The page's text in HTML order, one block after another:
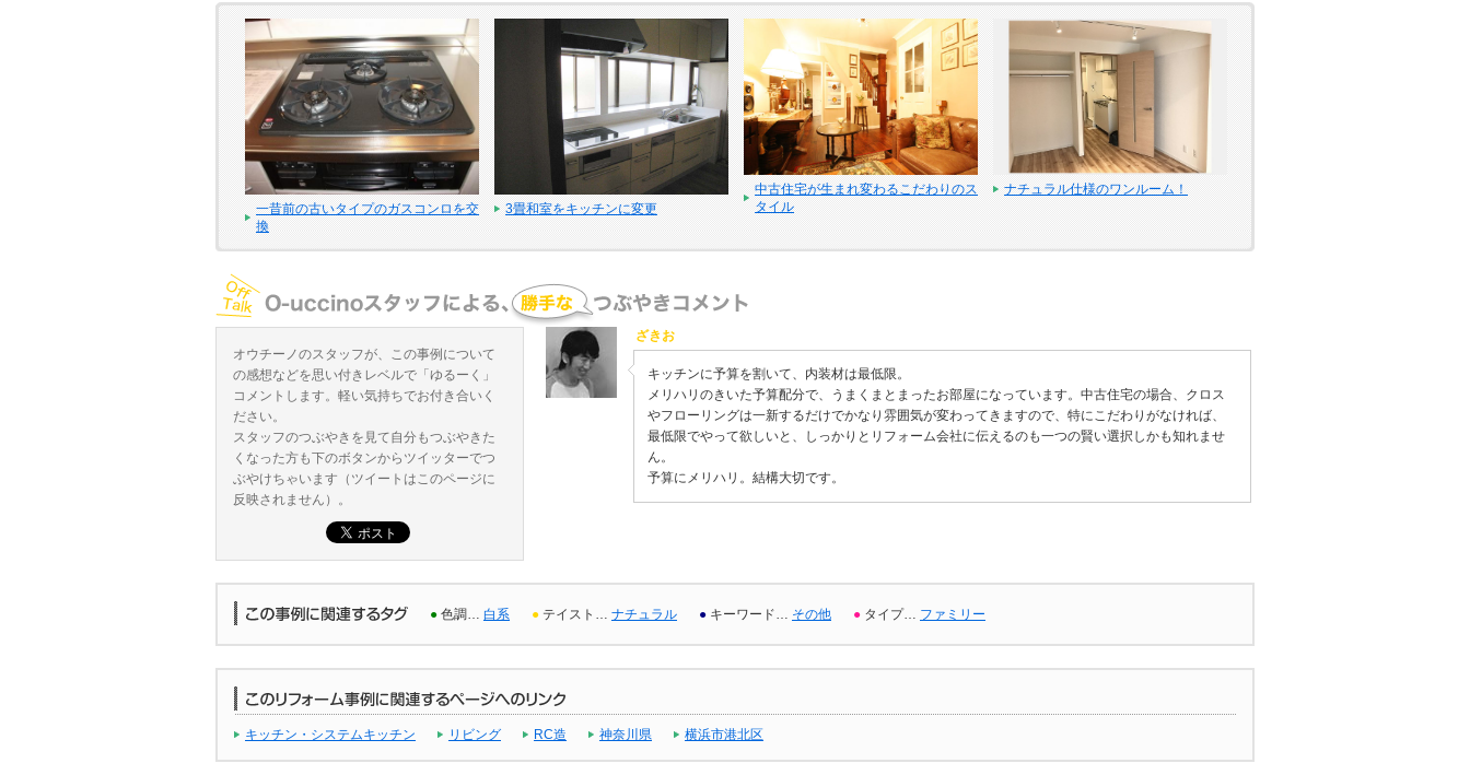
一昔前の古いタイプのガスコンロを交
換
3畳和室をキッチンに変更
中古住宅が生まれ変わるこだわりのス
タイル
ナチュラル仕様のワンルーム！
オウチーノのスタッフが、この事例について
の感想などを思い付きレベルで「ゆるーく」
コメントします。軽い気持ちでお付き合いく
ださい。
スタッフのつぶやきを見て自分もつぶやきた
くなった方も下のボタンからツイッターでつ
ぶやけちゃいます（ツイートはこのページに
反映されません）。
ざきお
キッチンに予算を割いて、内装材は最低限。
メリハリのきいた予算配分で、うまくまとまったお部屋になっています。中古住宅の場合、クロス
やフローリングは一新するだけでかなり雰囲気が変わってきますので、特にこだわりがなければ、
最低限でやって欲しいと、しっかりとリフォーム会社に伝えるのも一つの賢い選択しかも知れませ
ん。
予算にメリハリ。結構大切です。
● 色調… 白系 ● テイスト… ナチュラル ● キーワード… その他 ● タイプ… ファミリー
キッチン・システムキッチン リビング RC造 神奈川県 横浜市港北区